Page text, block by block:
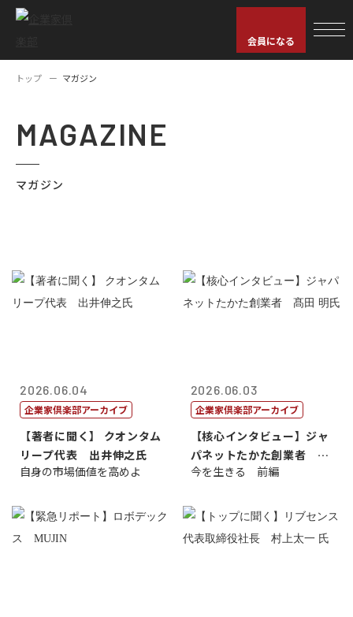
会員になる
トップ マガジン
MAGAZINE
マガジン
2026.06.04
企業家倶楽部アーカイブ
【著者に聞く】 クオンタム
リープ代表 出井伸之氏
自身の市場価値を高めよ
2026.06.03
企業家倶楽部アーカイブ
【核心インタビュー】ジャ
パネットたかた創業者 髙
田 明氏
今を生きる 前編